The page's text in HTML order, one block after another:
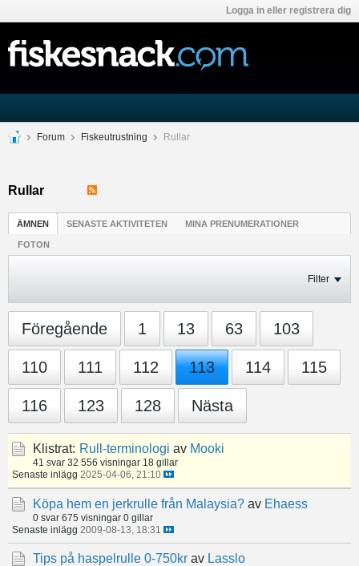
Logga in eller registrera dig
Forum Fiskeutrustning Rullar
Rullar
ÄMNEN SENASTE AKTIVITETEN MINA PRENUMERATIONER
FOTON
Filter
Föregående 1 13 63 103
110 111 112 113 114 115
116 123 128 Nästa
Klistrat: Rull-terminologi av Mooki
41 svar 32 556 visningar 18 gillar
Senaste inlägg 2025-04-06, 21:10
Köpa hem en jerkrulle från Malaysia? av Ehaess
0 svar 675 visningar 0 gillar
Senaste inlägg 2009-08-13, 18:31
Tips på haspelrulle 0-750kr av Lasslo